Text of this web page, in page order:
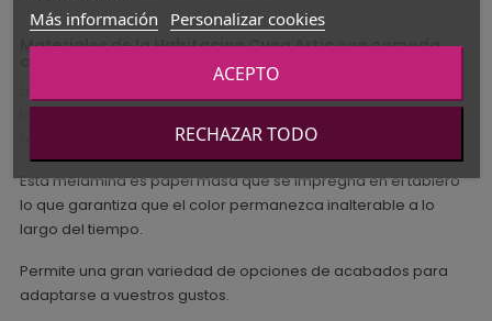
Materiales de la Habitacion Cuna Artic con comoda
revestimiento de melamina que da color y vida al mueble.
Esta melamina es papel masa que se impregna en el tablero
lo que garantiza que el color permanezca inalterable a lo
largo del tiempo.
Permite una gran variedad de opciones de acabados para
adaptarse a vuestros gustos.
Más información Personalizar cookies
RECHAZAR TODO
ACEPTO